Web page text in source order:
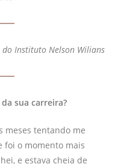
Instituto Nelson Wilians
sua carreira?
meses tentando me
foi o momento mais
e estava cheia de